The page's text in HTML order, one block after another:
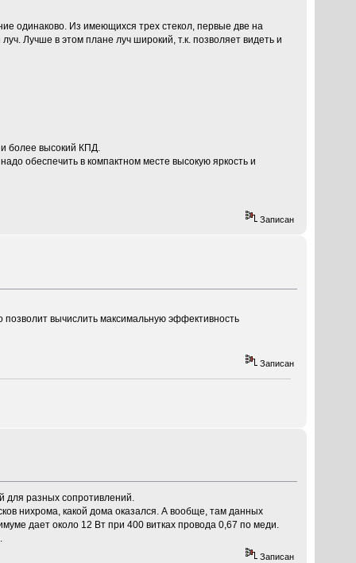
одинаково. Из имеющихся трех стекол, первые две на
Лучше в этом плане луч широкий, т.к. позволяет видеть и
более высокий КПД.
обеспечить в компактном месте высокую яркость и
Записан
позволит вычислить максимальную эффективность
Записан
для разных сопротивлений.
нихрома, какой дома оказался. А вообще, там данных
дает около 12 Вт при 400 витках провода 0,67 по меди.
Записан